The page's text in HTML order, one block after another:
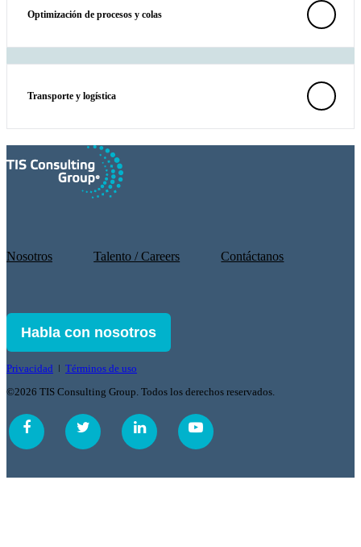
Optimización de procesos y colas
Transporte y logística
Nosotros Talento / Careers Contáctanos
Habla con nosotros
Privacidad ǀ Términos de uso
©2026 TIS Consulting Group. Todos los derechos reservados.